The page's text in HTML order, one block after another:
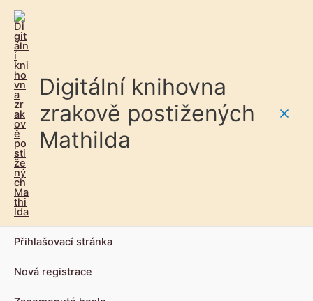
Digitální knihovna
zrakově postižených
Mathilda
Přihlašovací stránka
Nová registrace